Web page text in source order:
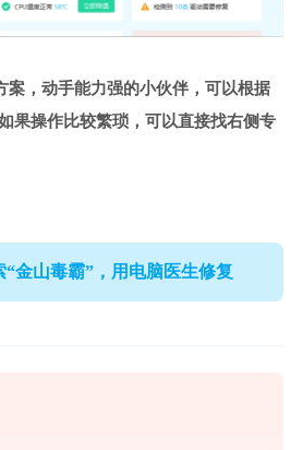
案，动手能力强的小伙伴，可以根据
果操作比较繁琐，可以直接找右侧专
金山毒霸”，用电脑医生修复